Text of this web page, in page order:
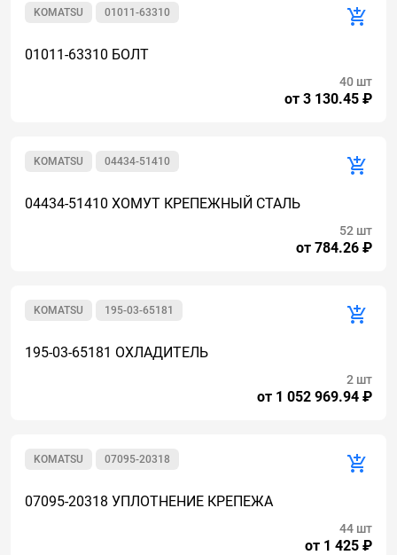
01011-63310
KOMATSU
01011-63310 БОЛТ
от 3 130.45 ₽
40 шт
04434-51410
KOMATSU
04434-51410 ХОМУТ КРЕПЕЖНЫЙ СТАЛЬ
от 784.26 ₽
52 шт
195-03-65181
KOMATSU
195-03-65181 ОХЛАДИТЕЛЬ
от 1 052 969.94 ₽
2 шт
07095-20318
KOMATSU
07095-20318 УПЛОТНЕНИЕ КРЕПЕЖА
от 1 425 ₽
44 шт